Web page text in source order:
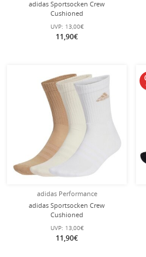
adidas Sportsocken Crew
Cushioned
(Fußgewölbeunterstützung,
durchgehend gepolstert) pink/weiss
- 3 Paar
UVP: 13,00€
11,90€
adidas Performance
adidas Sportsocken Crew
Cushioned
(Fußgewölbeunterstützung,
durchgehend gepolstert)
beige/braun/weiss - 3 Paar
UVP: 13,00€
11,90€